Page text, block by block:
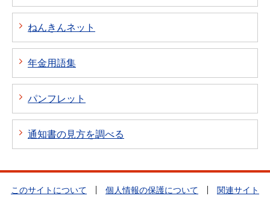
ねんきんネット
年金用語集
パンフレット
通知書の見方を調べる
このサイトについて 個人情報の保護について 関連サイト